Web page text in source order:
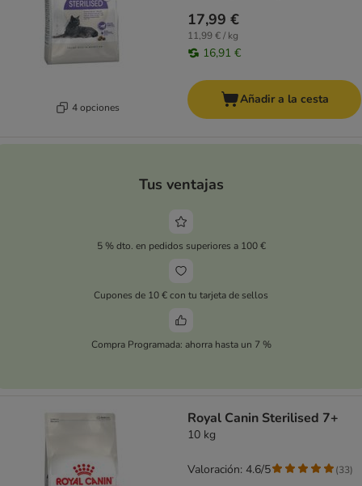
4 opciones
17,99 €
11,99 € / kg
16,91 €
Añadir a la cesta
Tus ventajas
5 % dto. en pedidos superiores a 100 €
Cupones de 10 € con tu tarjeta de sellos
Compra Programada: ahorra hasta un 7 %
Royal Canin Sterilised 7+
10 kg
Valoración: 4.6/5 (33)